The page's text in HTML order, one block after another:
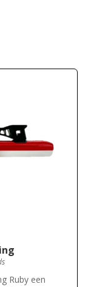
Ruby een